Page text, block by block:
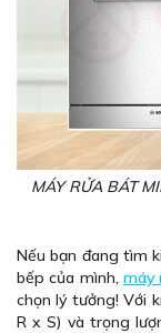
MÁY RỬA BÁT
Nếu bạn đang tìm
bếp của mình, máy
chọn lý tưởng! Với
R x S) và trọng